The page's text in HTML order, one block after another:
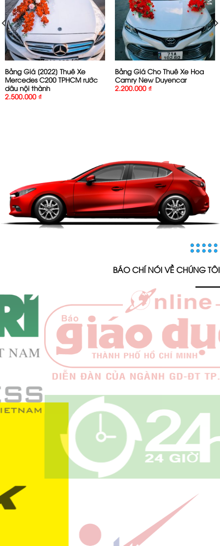
Bảng Giá [2022] Thuê Xe
Mercedes C200 TPHCM rước
dâu nội thành
2.500.000 ₫
Bảng Giá Cho Thuê Xe Hoa
Camry New Duyencar
2.200.000 ₫
BÁO CHÍ NÓI VỀ CHÚNG TÔI